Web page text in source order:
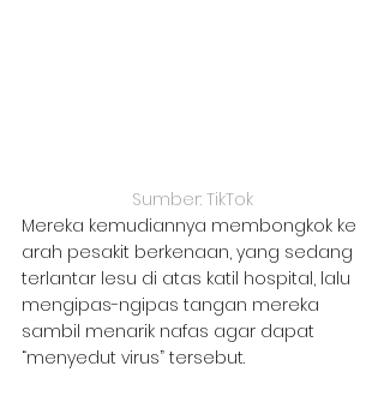
Sumber: TikTok
Mereka kemudiannya membongkok ke
arah pesakit berkenaan, yang sedang
terlantar lesu di atas katil hospital, lalu
mengipas-ngipas tangan mereka
sambil menarik nafas agar dapat
“menyedut virus” tersebut.